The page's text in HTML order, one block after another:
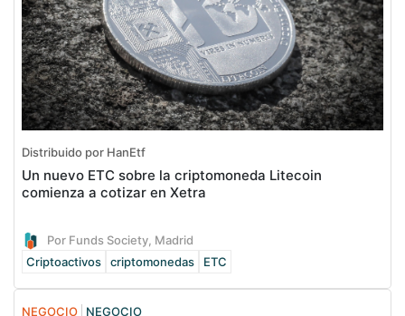
Distribuido por HanEtf
Un nuevo ETC sobre la criptomoneda Litecoin
comienza a cotizar en Xetra
Por Funds Society, Madrid
Criptoactivos
criptomonedas ETC
NEGOCIO NEGOCIO